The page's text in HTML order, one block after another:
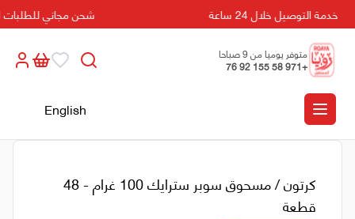
خدمة التوصيل خلال 24 ساعة شحن مجاني للطلبات التي
متوفر يوميا من 9 صباحا
الى 5 مسائا
+971 58 155 92 76
English
كرتون / مسحوق سوبر سترايك 100 غرام - 48
قطعة